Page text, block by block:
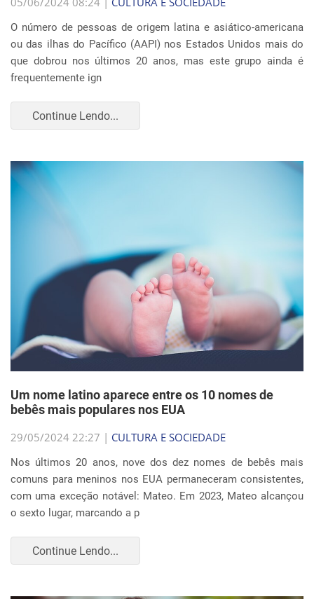
O número de pessoas de origem latina e asiático-americana
ou das ilhas do Pacífico (AAPI) nos Estados Unidos mais do
que dobrou nos últimos 20 anos, mas este grupo ainda é
frequentemente ign
Continue Lendo...
Um nome latino aparece entre os 10 nomes de
bebês mais populares nos EUA
29/05/2024 22:27 | CULTURA E SOCIEDADE
Nos últimos 20 anos, nove dos dez nomes de bebês mais
comuns para meninos nos EUA permaneceram consistentes,
com uma exceção notável: Mateo. Em 2023, Mateo alcançou
o sexto lugar, marcando a p
Continue Lendo...